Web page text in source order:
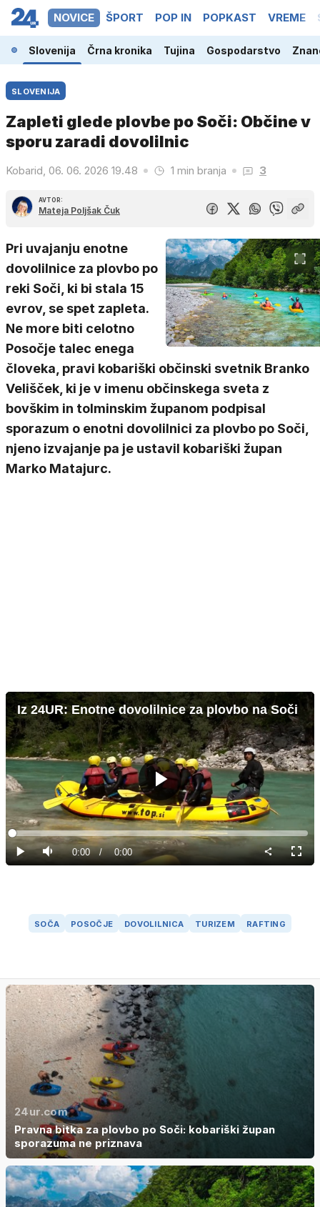
NOVICE ŠPORT POP IN POPKAST VREME
Slovenija Črna kronika Tujina Gospodarstvo
SLOVENIJA
Zapleti glede plovbe po Soči: Občine v
sporu zaradi dovolilnic
Kobarid, 06. 06. 2026 19.48 1 min branja 3
AVTOR:
Mateja Poljšak Čuk
Pri uvajanju enotne
dovolilnice za plovbo po
reki Soči, ki bi stala 15
evrov, se spet zapleta.
Ne more biti celotno
Posočje talec enega
človeka, pravi kobariški občinski svetnik Branko
Velišček, ki je v imenu občinskega sveta z
bovškim in tolminskim županom podpisal
sporazum o enotni dovolilnici za plovbo po Soči,
njeno izvajanje pa je ustavil kobariški župan
Marko Matajurc.
Iz 24UR: Enotne dovolilnice za plovbo na Soči
Predvajaj
Predvajaj
Tiho Current
0:00 / Duration
0:00
Loaded:
0%
način
SOČA POSOČJE DOVOLILNICA TURIZEM RAFTING
24ur.com
Pravna bitka za plovbo po Soči: kobariški župan
sporazuma ne priznava